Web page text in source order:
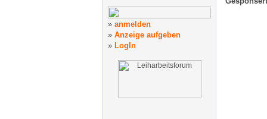
» anmelden
» Anzeige aufgeben
» LogIn